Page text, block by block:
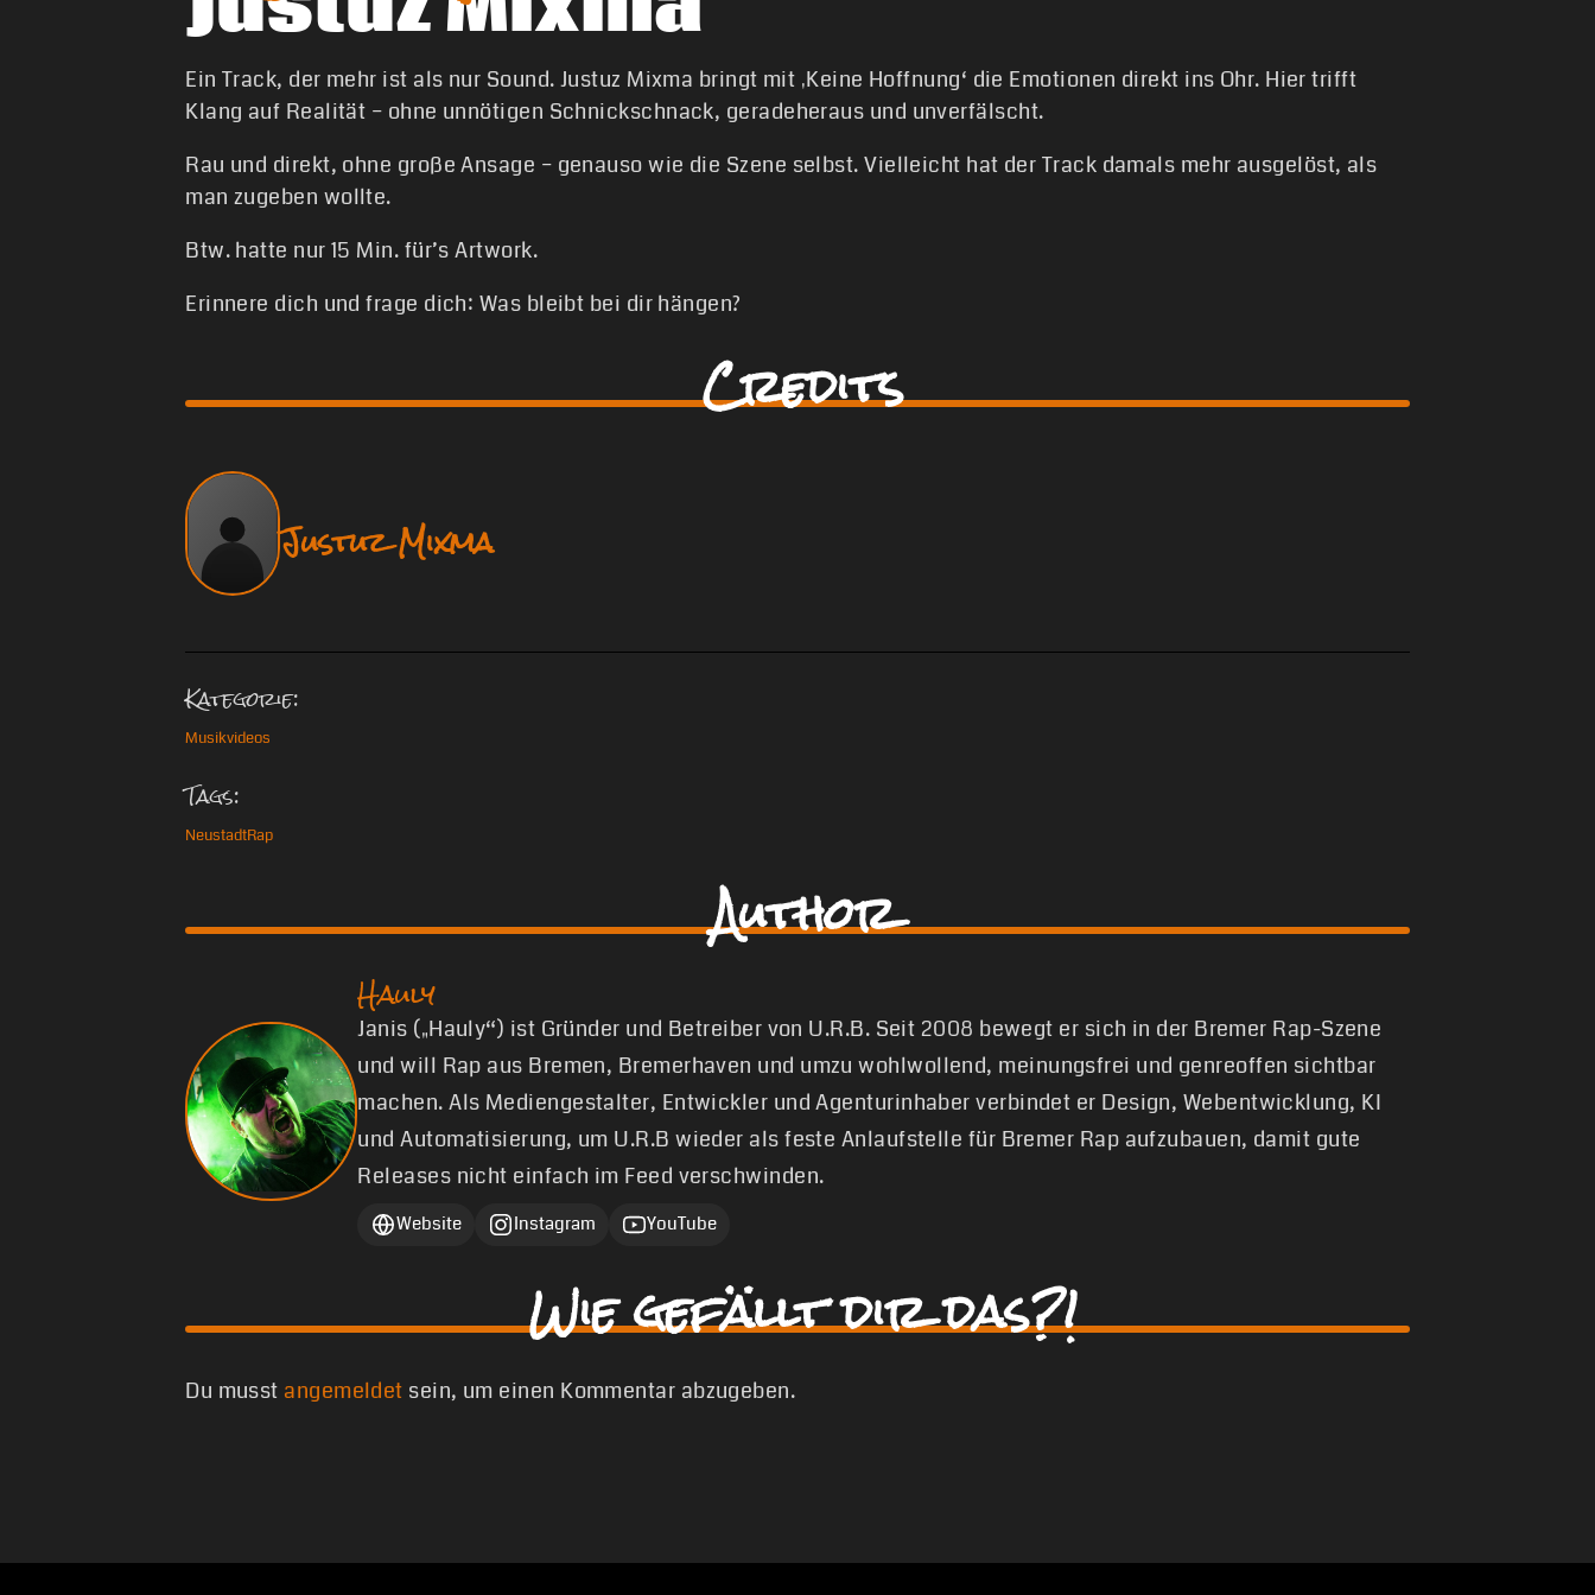
Ein Track, der mehr ist als nur Sound. Justuz Mixma bringt mit ‚Keine Hoffnung‘ die Emotionen direkt ins Ohr. Hier trifft
Klang auf Realität – ohne unnötigen Schnickschnack, geradeheraus und unverfälscht.
Rau und direkt, ohne große Ansage – genauso wie die Szene selbst. Vielleicht hat der Track damals mehr ausgelöst, als
man zugeben wollte.
Btw. hatte nur 15 Min. für’s Artwork.
Erinnere dich und frage dich: Was bleibt bei dir hängen?
Credits
Justuz Mixma
Kategorie:
Musikvideos
Tags:
NeustadtRap
Author
Hauly
Janis („Hauly“) ist Gründer und Betreiber von U.R.B. Seit 2008 bewegt er sich in der Bremer Rap-Szene
und will Rap aus Bremen, Bremerhaven und umzu wohlwollend, meinungsfrei und genreoffen sichtbar
machen. Als Mediengestalter, Entwickler und Agenturinhaber verbindet er Design, Webentwicklung, KI
und Automatisierung, um U.R.B wieder als feste Anlaufstelle für Bremer Rap aufzubauen, damit gute
Releases nicht einfach im Feed verschwinden.
Website Instagram YouTube
Wie gefällt dir das?!
Du musst angemeldet sein, um einen Kommentar abzugeben.